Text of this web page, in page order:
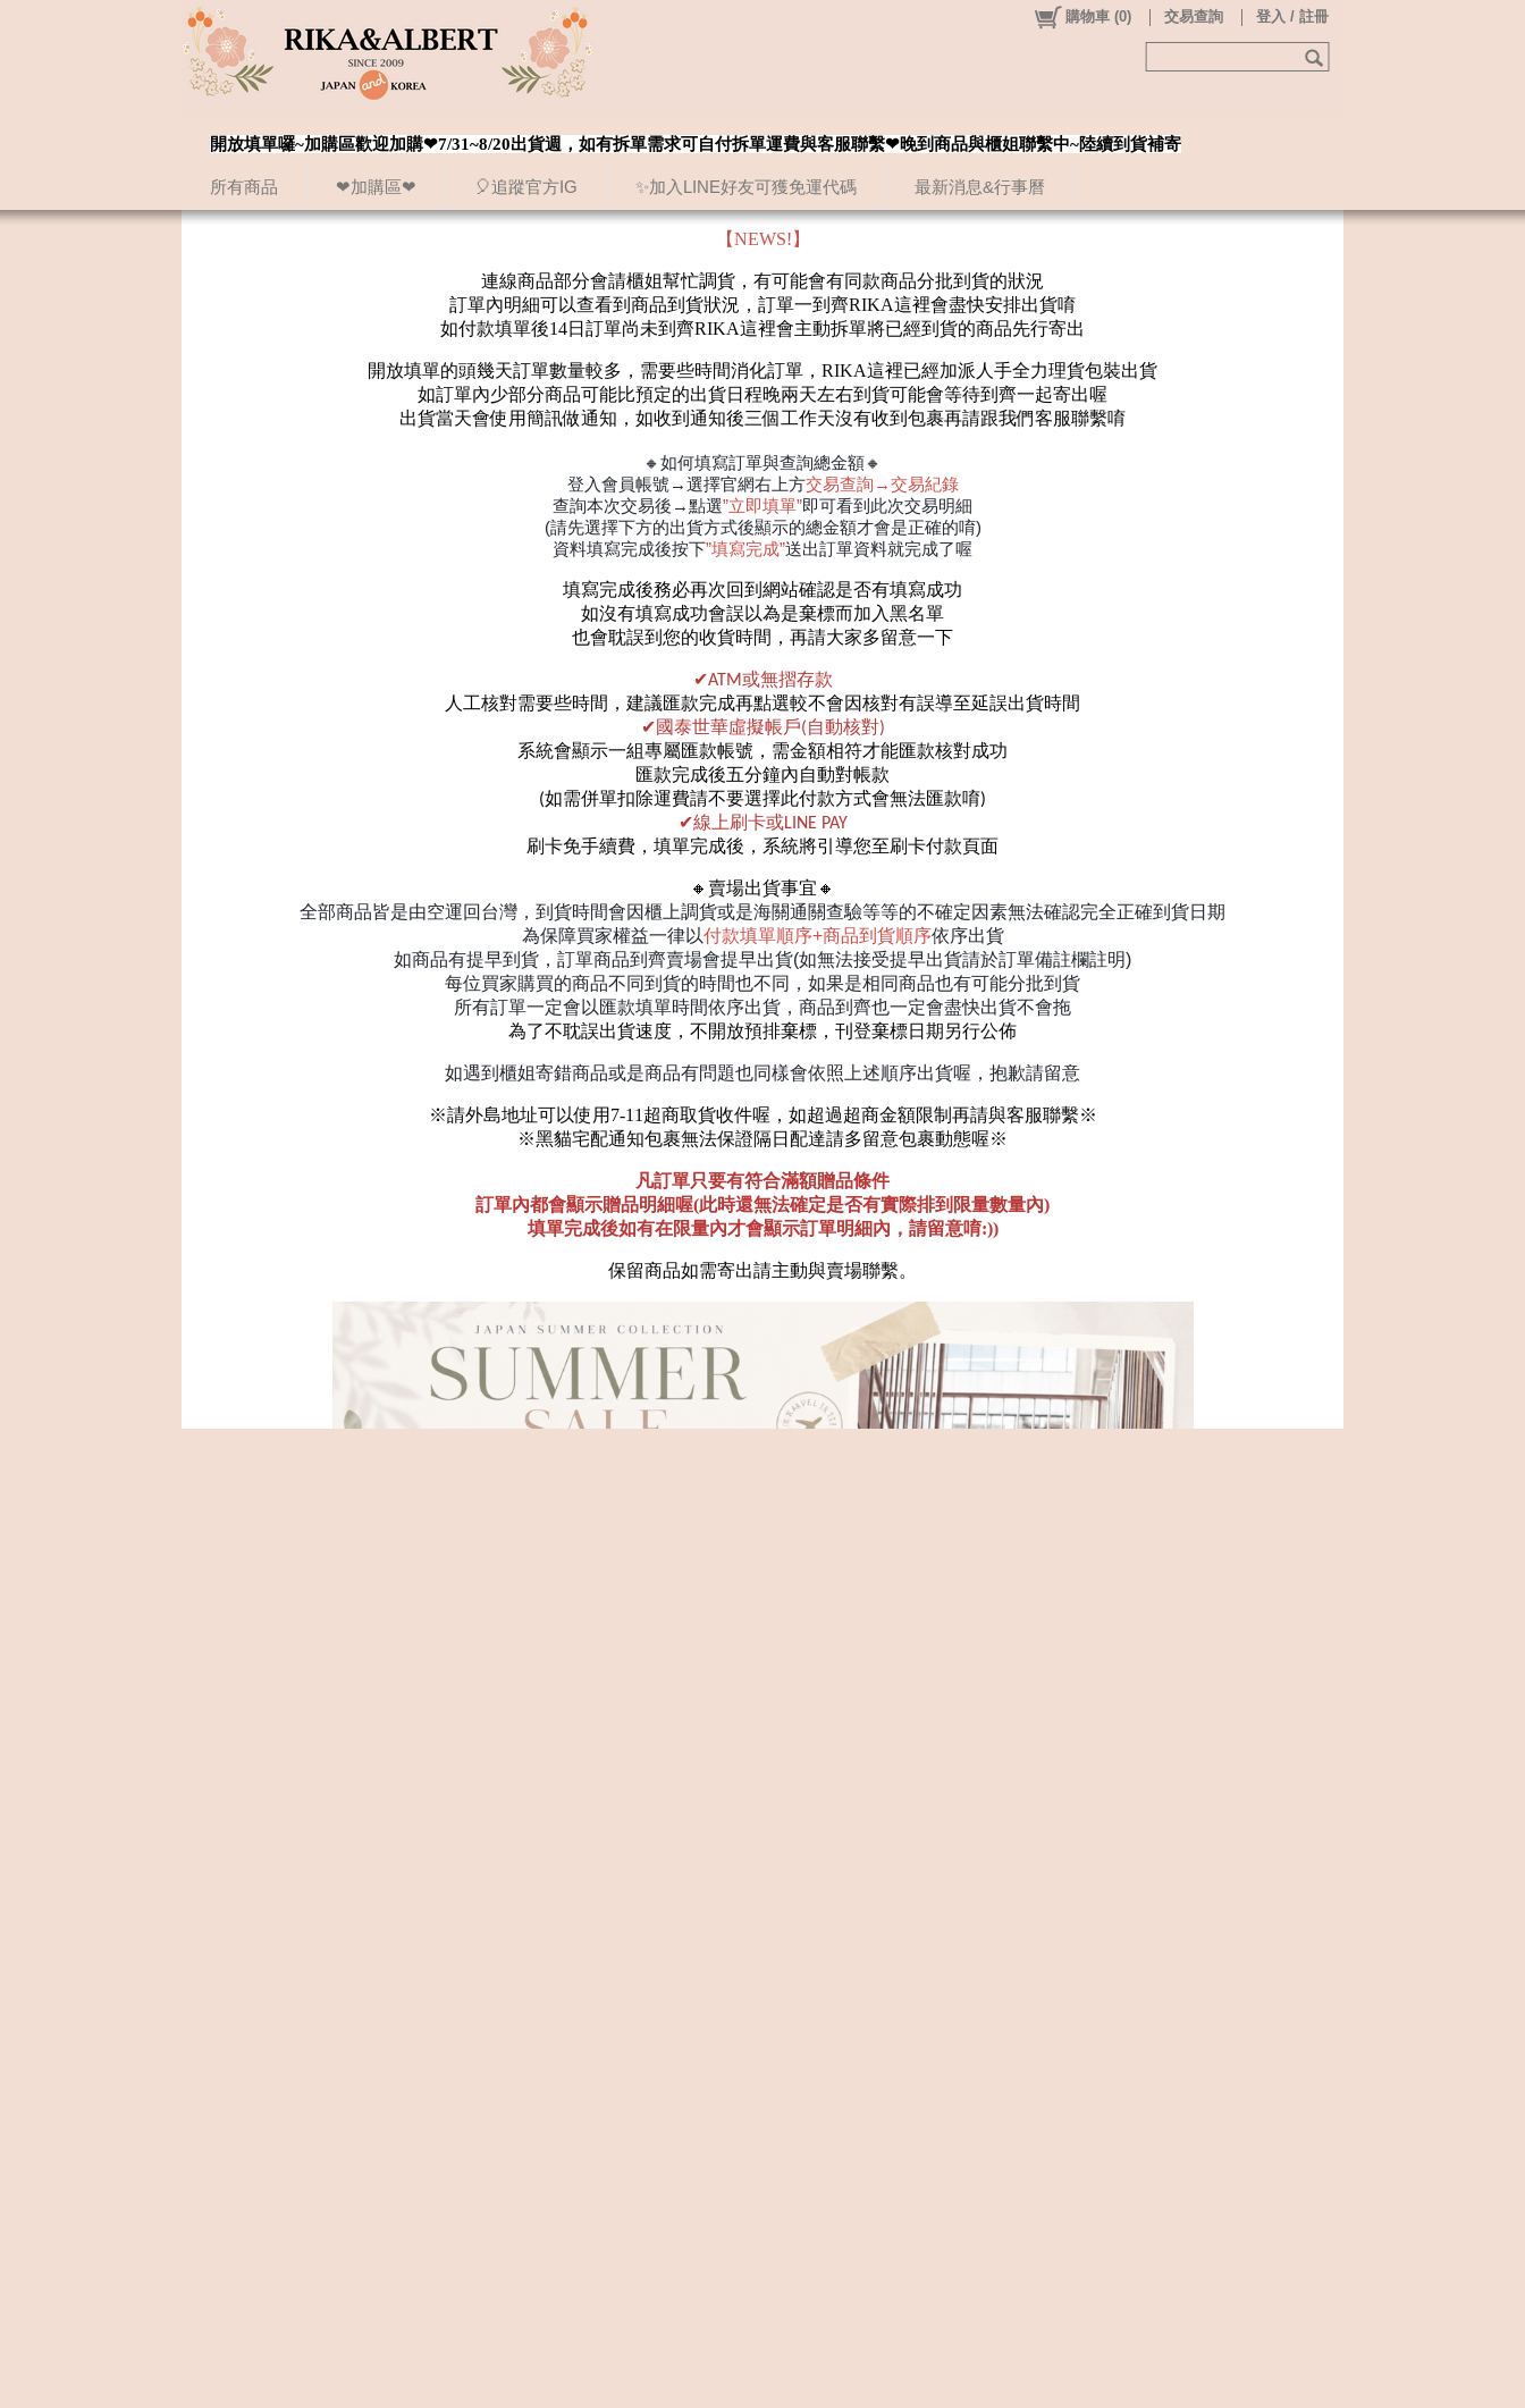
所有商品 ❤加購區❤ 🎈追蹤官方IG ✨加入LINE好友可獲免運代碼 最新消息&行事曆
購物車 (0) 交易查詢 登入 / 註冊
開放填單囉~加購區歡迎加購❤7/31~8/20出貨週，如有拆單需求可自付拆單運費與客服聯繫❤晚到商品與櫃姐聯繫中~陸續到貨補寄